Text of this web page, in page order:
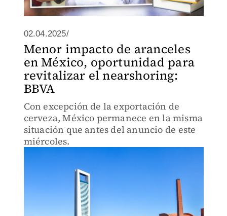
02.04.2025/
Menor impacto de aranceles
en México, oportunidad para
revitalizar el nearshoring:
BBVA
Con excepción de la exportación de
cerveza, México permanece en la misma
situación que antes del anuncio de este
miércoles.